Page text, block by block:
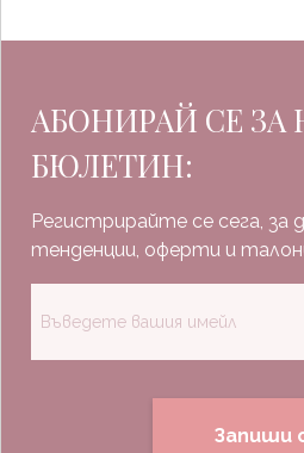
АБОНИРАЙ СЕ
БЮЛЕТИН:
Регистрирайте се сега, за
тенденции, оферти и
Запиши